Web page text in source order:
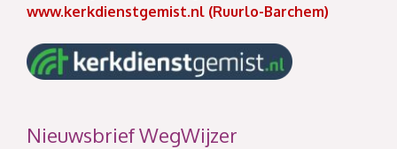
www.kerkdienstgemist.nl (Ruurlo-Barchem)
Nieuwsbrief WegWijzer